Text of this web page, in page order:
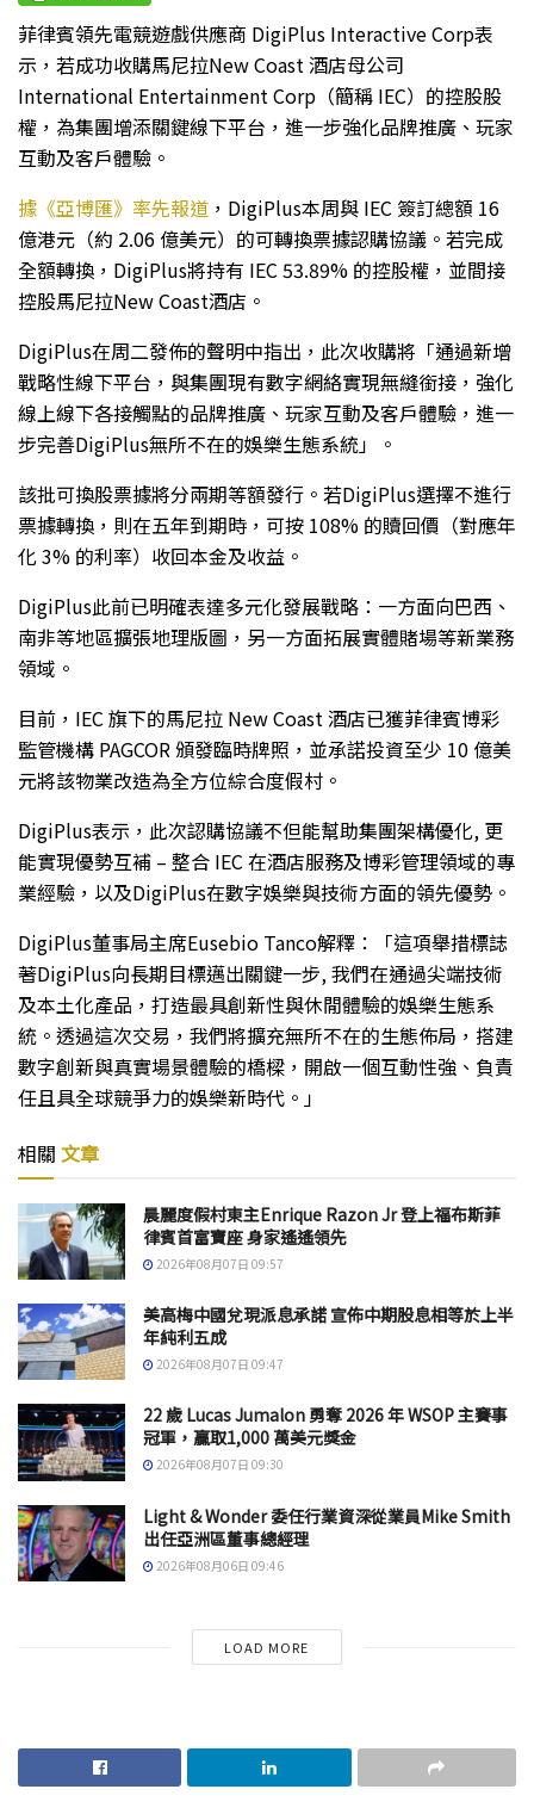
菲律賓領先電競遊戲供應商 DigiPlus Interactive Corp表
示，若成功收購馬尼拉New Coast 酒店母公司
International Entertainment Corp（簡稱 IEC）的控股股
權，為集團增添關鍵線下平台，進一步強化品牌推廣、玩家
互動及客戶體驗。
據《亞博匯》率先報道 ，DigiPlus本周與 IEC 簽訂總額 16
億港元（約 2.06 億美元）的可轉換票據認購協議。若完成
全額轉換，DigiPlus將持有 IEC 53.89% 的控股權，並間接
控股馬尼拉New Coast酒店。
DigiPlus在周二發佈的聲明中指出，此次收購將「通過新增
戰略性線下平台，與集團現有數字網絡實現無縫銜接，強化
線上線下各接觸點的品牌推廣、玩家互動及客戶體驗，進一
步完善DigiPlus無所不在的娛樂生態系統」。
該批可換股票據將分兩期等額發行。若DigiPlus選擇不進行
票據轉換，則在五年到期時，可按 108% 的贖回價（對應年
化 3% 的利率）收回本金及收益。
DigiPlus此前已明確表達多元化發展戰略：一方面向巴西、
南非等地區擴張地理版圖，另一方面拓展實體賭場等新業務
領域。
目前，IEC 旗下的馬尼拉 New Coast 酒店已獲菲律賓博彩
監管機構 PAGCOR 頒發臨時牌照，並承諾投資至少 10 億美
元將該物業改造為全方位綜合度假村。
DigiPlus表示，此次認購協議不但能幫助集團架構優化, 更
能實現優勢互補 – 整合 IEC 在酒店服務及博彩管理領域的專
業經驗，以及DigiPlus在數字娛樂與技術方面的領先優勢。
DigiPlus董事局主席Eusebio Tanco解釋：「這項舉措標誌
著DigiPlus向長期目標邁出關鍵一步, 我們在通過尖端技術
及本土化產品，打造最具創新性與休閒體驗的娛樂生態系
統。透過這次交易，我們將擴充無所不在的生態佈局，搭建
數字創新與真實場景體驗的橋樑，開啟一個互動性強、負責
任且具全球競爭力的娛樂新時代。」
相關 文章
晨麗度假村東主Enrique Razon Jr 登上福布斯菲
律賓首富寶座 身家遙遙領先
2026年08月07日 09:57
美高梅中國兌現派息承諾 宣佈中期股息相等於上半
年純利五成
2026年08月07日 09:47
22 歲 Lucas Jumalon 勇奪 2026 年 WSOP 主賽事
冠軍，贏取1,000 萬美元獎金
2026年08月07日 09:30
Light & Wonder 委任行業資深從業員Mike Smith
出任亞洲區董事總經理
2026年08月06日 09:46
LOAD MORE